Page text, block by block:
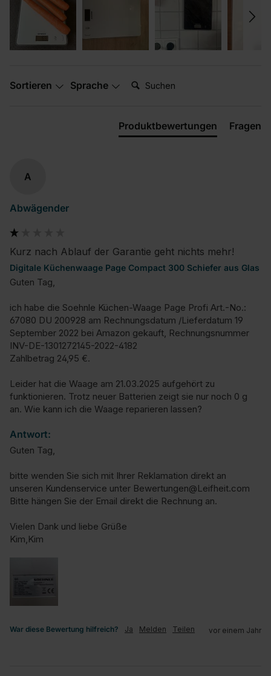
Sortieren Sprache Suchen:
Produktbewertungen Fragen
A
Abwägender
Kurz nach Ablauf der Garantie geht nichts mehr!
Digitale Küchenwaage Page Compact 300 Schiefer aus Glas
Guten Tag,
ich habe die Soehnle Küchen-Waage Page Profi Art.-No.:
67080 DU 200928 am Rechnungsdatum /Lieferdatum 19
September 2022 bei Amazon gekauft, Rechnungsnummer
INV-DE-1301272145-2022-4182
Zahlbetrag 24,95 €.
Leider hat die Waage am 21.03.2025 aufgehört zu
funktionieren. Trotz neuer Batterien zeigt sie nur noch 0 g
an. Wie kann ich die Waage reparieren lassen?
Antwort:
Guten Tag,
bitte wenden Sie sich mit Ihrer Reklamation direkt an
unseren Kundenservice unter Bewertungen@Leifheit.com
Bitte hängen Sie der Email direkt die Rechnung an.
Vielen Dank und liebe Grüße
Kim,Kim
War diese Bewertung hilfreich? Ja Melden Teilen vor einem Jahr